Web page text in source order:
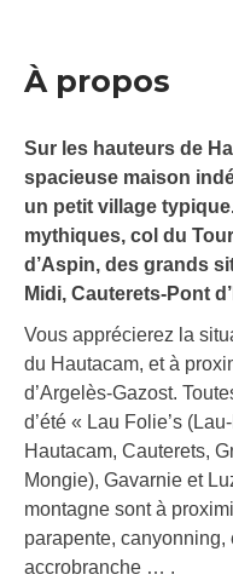
À propos
Sur les hauteurs de
spacieuse maison
un petit village
mythiques, col du
d’Aspin, des grands
Midi, Cauterets-Pont
Vous apprécierez la
du Hautacam, et à
d’Argelès-Gazost.
d’été « Lau Folie’s
Hautacam, Cauterets,
Mongie), Gavarnie et
montagne sont à
parapente,
accrobranche … .